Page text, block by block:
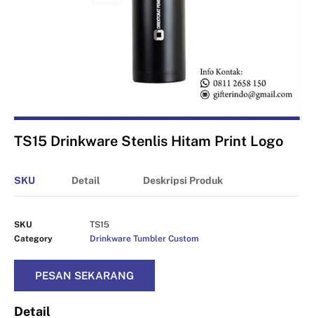
TS15 Drinkware Stenlis Hitam Print Logo
SKU Detail Deskripsi Produk
SKU
TS15
Category
Drinkware Tumbler Custom
PESAN SEKARANG
Detail